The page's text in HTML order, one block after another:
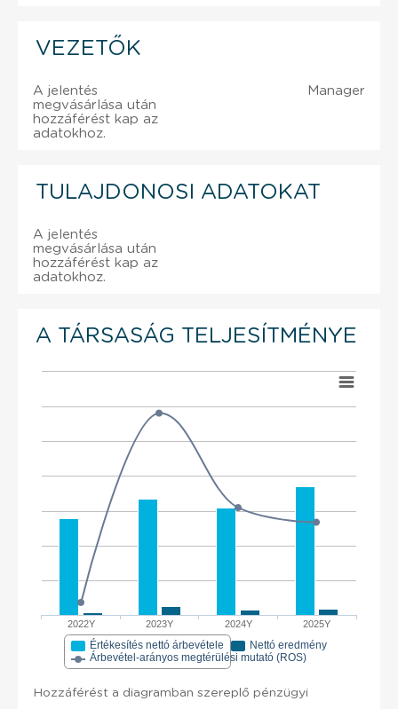
VEZETŐK
A jelentés
megvásárlása után
hozzáférést kap az
adatokhoz.
Manager
TULAJDONOSI ADATOKAT
A jelentés
megvásárlása után
hozzáférést kap az
adatokhoz.
A TÁRSASÁG TELJESÍTMÉNYE
2022Y 2023Y 2024Y 2025Y
Értékesítés nettó árbevétele
Nettó eredmény
Árbevétel-arányos megtérülési mutató (ROS)
Hozzáférést a diagramban szereplő pénzügyi